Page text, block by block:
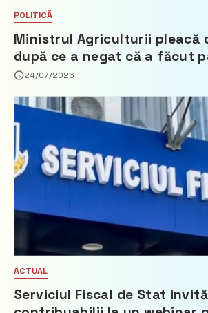
POLITICĂ
Ministrul Agriculturii pleacă
după ce a negat că a făcut
Partidul Democrat
24/07/2026
ACTUAL
Serviciul Fiscal de Stat invită